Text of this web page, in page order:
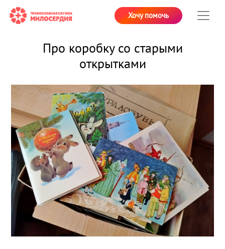
Хочу помочь
Про коробку со старыми
открытками